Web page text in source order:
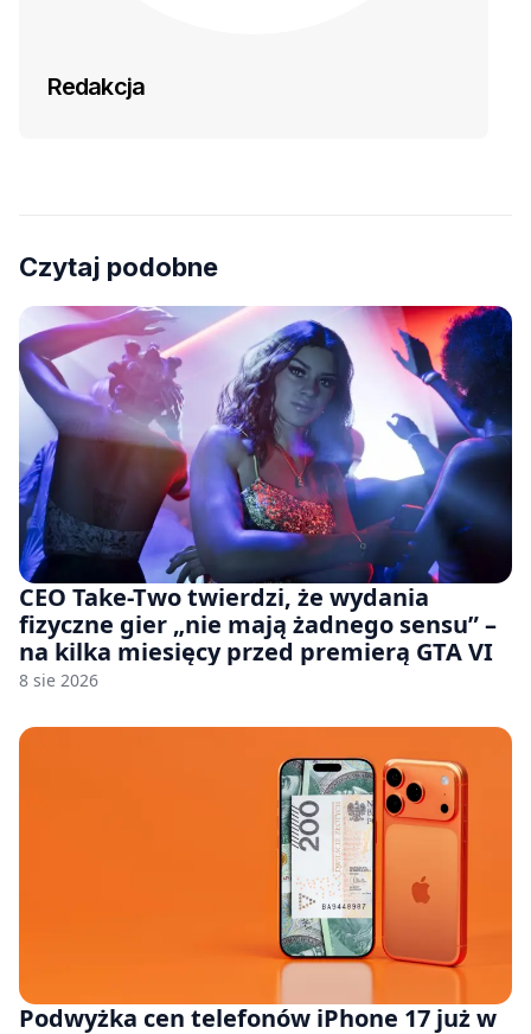
Redakcja
Czytaj podobne
CEO Take-Two twierdzi, że wydania
fizyczne gier „nie mają żadnego sensu” –
na kilka miesięcy przed premierą GTA VI
8 sie 2026
Podwyżka cen telefonów iPhone 17 już w